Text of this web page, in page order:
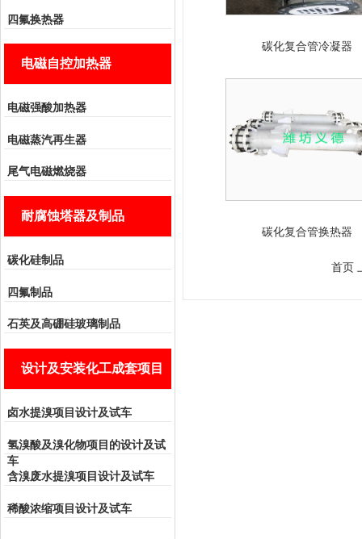
四氟换热器
电磁自控加热器
电磁强酸加热器
电磁蒸汽再生器
尾气电磁燃烧器
耐腐蚀塔器及制品
碳化硅制品
四氟制品
石英及高硼硅玻璃制品
设计及安装化工成套项目
卤水提溴项目设计及试车
氢溴酸及溴化物项目的设计及试
车
含溴废水提溴项目设计及试车
稀酸浓缩项目设计及试车
碳化复合管冷凝器
碳化复合管换热器
首页